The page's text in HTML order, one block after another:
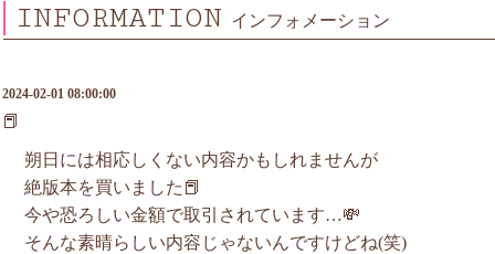
INFORMATION インフォメーション
2024-02-01 08:00:00
📕
朔日には相応しくない内容かもしれませんが
絶版本を買いました📕
今や恐ろしい金額で取引されています…💸
そんな素晴らしい内容じゃないんですけどね(笑)